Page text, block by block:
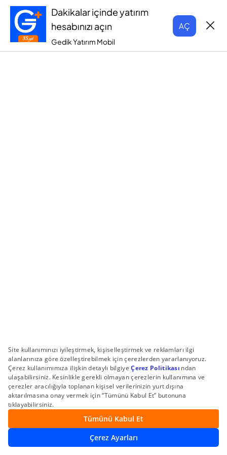
Dakikalar içinde yatırım
hesabınızı açın
Gedik Yatırım Mobil
AÇ